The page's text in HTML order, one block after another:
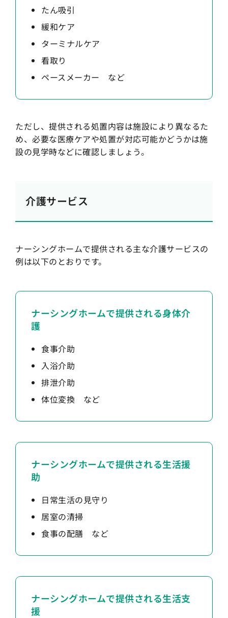
たん吸引
緩和ケア
ターミナルケア
看取り
ペースメーカー など
ただし、提供される処置内容は施設により異なるた
め、必要な医療ケアや処置が対応可能かどうかは施
設の見学時などに確認しましょう。
介護サービス
ナーシングホームで提供される主な介護サービスの
例は以下のとおりです。
ナーシングホームで提供される身体介
護
食事介助
入浴介助
排泄介助
体位変換 など
ナーシングホームで提供される生活援
助
日常生活の見守り
居室の清掃
食事の配膳 など
ナーシングホームで提供される生活支
援